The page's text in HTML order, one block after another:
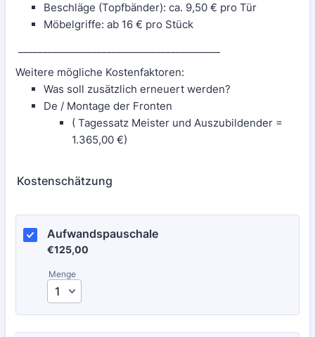
Beschläge (Topfbänder): ca. 9,50 € pro Tür
Möbelgriffe: ab 16 € pro Stück
Weitere mögliche Kostenfaktoren:
Was soll zusätzlich erneuert werden?
De / Montage der Fronten
( Tagessatz Meister und Auszubildender =
1.365,00 €)
Kostenschätzung
Aufwandspauschale
€125,00
€125,00
Menge